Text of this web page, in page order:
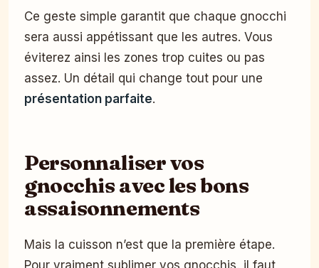
Ce geste simple garantit que chaque gnocchi
sera aussi appétissant que les autres. Vous
éviterez ainsi les zones trop cuites ou pas
assez. Un détail qui change tout pour une
présentation parfaite.
Personnaliser vos
gnocchis avec les bons
assaisonnements
Mais la cuisson n’est que la première étape.
Pour vraiment sublimer vos gnocchis, il faut